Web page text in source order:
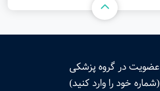
عضویت در گروه پزشکی
(شماره خود را وارد کنید)